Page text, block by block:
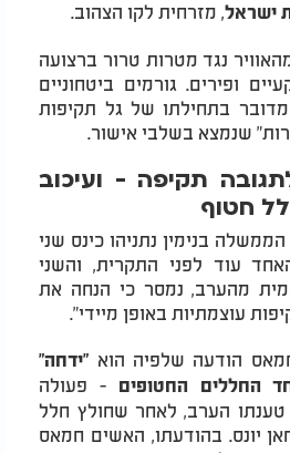
ישראל, מזרחית לקו הצהוב.
נגד מטרות טרור ברצועה
ופירים. גורמים ביטחוניים
בתחילתו של גל תקיפות
שנמצא בשלבי אישור.
תקיפה - ועיכוב
חטוף
בנימין נתניהו כינס שני
עוד לפני התקרית, והשני
מהערב, נמסר כי הנחה את
עוצמתיות באופן מיידי".
הודעה שלפיה הוא "ידחה"
החללים החטופים - פעולה
טענתו הערב, לאחר שחולץ חלל
יונס. בהודעתו, האשים חמאס